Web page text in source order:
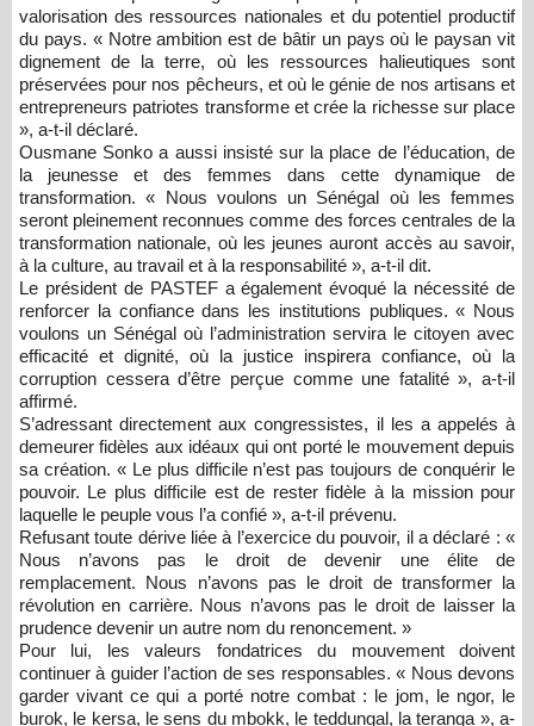
valorisation des ressources nationales et du potentiel productif
du pays. « Notre ambition est de bâtir un pays où le paysan vit
dignement de la terre, où les ressources halieutiques sont
préservées pour nos pêcheurs, et où le génie de nos artisans et
entrepreneurs patriotes transforme et crée la richesse sur place
», a-t-il déclaré.
Ousmane Sonko a aussi insisté sur la place de l’éducation, de
la jeunesse et des femmes dans cette dynamique de
transformation. « Nous voulons un Sénégal où les femmes
seront pleinement reconnues comme des forces centrales de la
transformation nationale, où les jeunes auront accès au savoir,
à la culture, au travail et à la responsabilité », a-t-il dit.
Le président de PASTEF a également évoqué la nécessité de
renforcer la confiance dans les institutions publiques. « Nous
voulons un Sénégal où l’administration servira le citoyen avec
efficacité et dignité, où la justice inspirera confiance, où la
corruption cessera d’être perçue comme une fatalité », a-t-il
affirmé.
S’adressant directement aux congressistes, il les a appelés à
demeurer fidèles aux idéaux qui ont porté le mouvement depuis
sa création. « Le plus difficile n’est pas toujours de conquérir le
pouvoir. Le plus difficile est de rester fidèle à la mission pour
laquelle le peuple vous l’a confié », a-t-il prévenu.
Refusant toute dérive liée à l’exercice du pouvoir, il a déclaré : «
Nous n’avons pas le droit de devenir une élite de
remplacement. Nous n’avons pas le droit de transformer la
révolution en carrière. Nous n’avons pas le droit de laisser la
prudence devenir un autre nom du renoncement. »
Pour lui, les valeurs fondatrices du mouvement doivent
continuer à guider l’action de ses responsables. « Nous devons
garder vivant ce qui a porté notre combat : le jom, le ngor, le
burok, le kersa, le sens du mbokk, le teddungal, la teranga », a-